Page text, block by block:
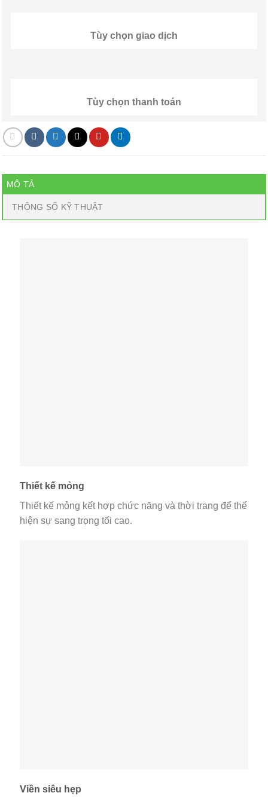
Tùy chọn giao dịch
Tùy chọn thanh toán
MÔ TẢ
THÔNG SỐ KỸ THUẬT
Thiết kế mỏng
Thiết kế mỏng kết hợp chức năng và thời trang để thể
hiện sự sang trọng tối cao.
Viền siêu hẹp